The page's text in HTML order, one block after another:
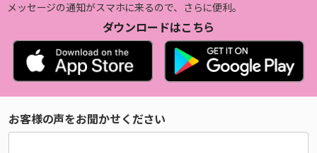
メッセージの通知がスマホに来るので、さらに便利。
ダウンロードはこちら
お客様の声をお聞かせください